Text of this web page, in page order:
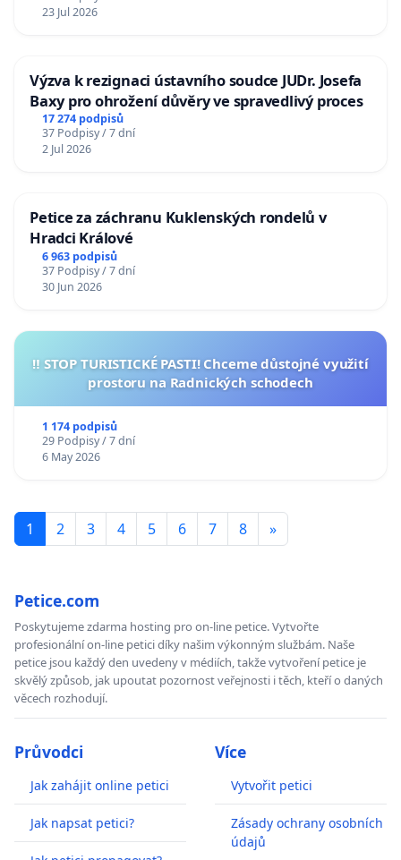
23 Jul 2026
Výzva k rezignaci ústavního soudce JUDr. Josefa
Baxy pro ohrožení důvěry ve spravedlivý proces
17 274 podpisů
37 Podpisy / 7 dní
2 Jul 2026
Petice za záchranu Kuklenských rondelů v
Hradci Králové
6 963 podpisů
37 Podpisy / 7 dní
30 Jun 2026
‼️ STOP TURISTICKÉ PASTI! Chceme důstojné využití
prostoru na Radnických schodech
1 174 podpisů
29 Podpisy / 7 dní
6 May 2026
1 2 3 4 5 6 7 8 »
Petice.com
Poskytujeme zdarma hosting pro on-line petice. Vytvořte
profesionální on-line petici díky našim výkonným službám. Naše
petice jsou každý den uvedeny v médiích, takže vytvoření petice je
skvělý způsob, jak upoutat pozornost veřejnosti i těch, kteří o daných
věcech rozhodují.
Průvodci
Jak zahájit online petici
Jak napsat petici?
Více
Vytvořit petici
Zásady ochrany osobních
údajů